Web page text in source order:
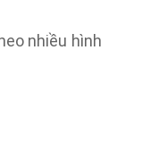
nhiều hình